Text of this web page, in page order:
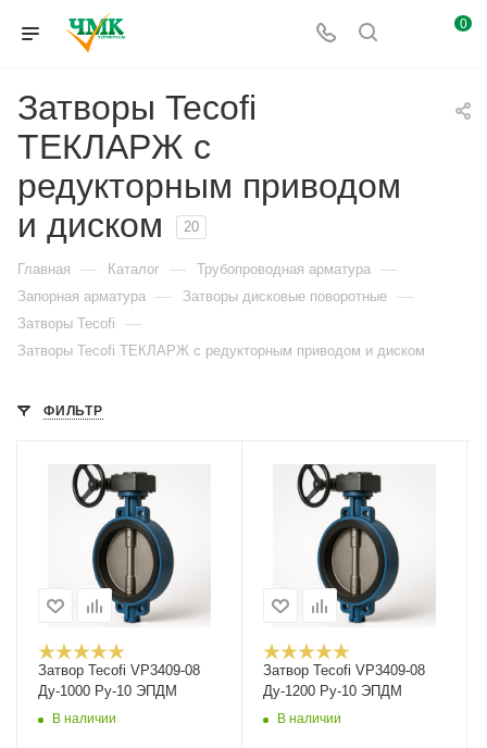
0
Затворы Tecofi
ТЕКЛАРЖ с
редукторным приводом
и диском
20
Главная — Каталог — Трубопроводная арматура —
Запорная арматура — Затворы дисковые поворотные —
Затворы Tecofi —
Затворы Tecofi ТЕКЛАРЖ с редукторным приводом и диском
ФИЛЬТР
Затвор Tecofi VP3409-08
Ду-1000 Ру-10 ЭПДМ
В наличии
Затвор Tecofi VP3409-08
Ду-1200 Ру-10 ЭПДМ
В наличии